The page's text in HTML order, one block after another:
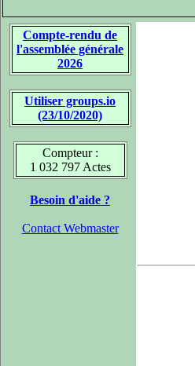
Compte-rendu de
l'assemblée générale
2026
Utiliser groups.io
(23/10/2020)
Compteur :
1 032 797 Actes
Besoin d'aide ?
Contact Webmaster